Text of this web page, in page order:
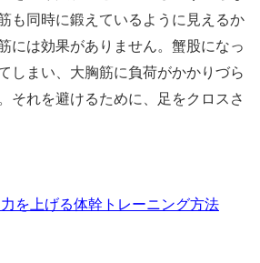
も同時に鍛えているように見えるか
には効果がありません。蟹股になっ
しまい、大胸筋に負荷がかかりづら
それを避けるために、足をクロスさ
を上げる体幹トレーニング方法